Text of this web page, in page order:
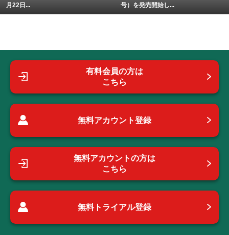
月22日...
号）を発売開始し...
有料会員の方は
こちら
無料アカウント登録
無料アカウントの方は
こちら
無料トライアル登録